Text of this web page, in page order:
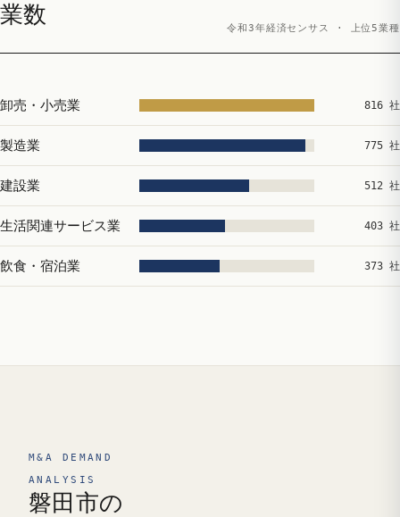
業数
令和3年経済センサス · 上位5業種
卸売・小売業 816 社
製造業 775 社
建設業 512 社
生活関連サービス業 403 社
飲食・宿泊業 373 社
M&A DEMAND
ANALYSIS
磐田市の